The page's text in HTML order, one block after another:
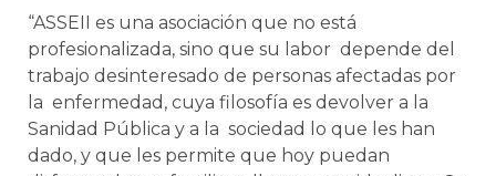
“ASSEII es una asociación que no está
profesionalizada, sino que su labor depende del
trabajo desinteresado de personas afectadas por
la enfermedad, cuya filosofía es devolver a la
Sanidad Pública y a la sociedad lo que les han
dado, y que les permite que hoy puedan